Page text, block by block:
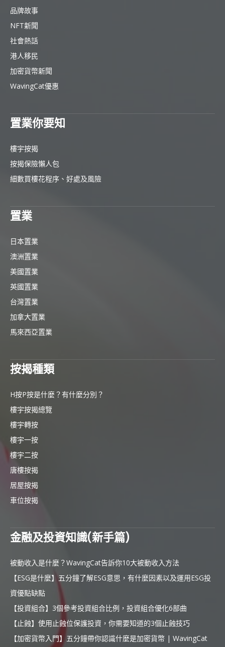
品牌故事
NFT新聞
社會熱話
港人移民
加密貨幣新聞
WavingCat優惠
置業你要知
樓宇按揭
按揭保險懶人包
細數買樓花程序、好處及風險
置業
日本置業
澳洲置業
美國置業
英國置業
台灣置業
加拿大置業
馬來西亞置業
按揭種類
H按P按是什麼？有什麼分別？
樓宇按揭總覽
樓宇轉按
樓宇一按
樓宇二按
唐樓按揭
居屋按揭
車位按揭
金融及投資知識(新手篇)
被動收入是什麼？WavingCat告訴你10大被動收入方法
【ESG是什麼】五分鐘了解ESG意思，有什麼因素以及運用ESG投
資優點缺點
【投資組合】3個參考投資組合比例，投資組合優化6部曲
【止蝕】使用止蝕位保護投資，你需要知道的3個止蝕技巧
【加密貨幣入門】五分鐘帶你認識什麼是加密貨幣 | WavingCat